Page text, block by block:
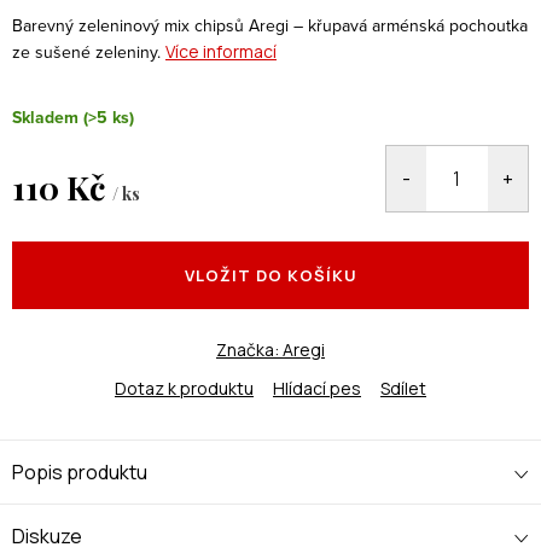
Barevný zeleninový mix chipsů Aregi – křupavá arménská pochoutka
ze sušené zeleniny. Více informací
Skladem (>5 ks)
110 Kč / ks
cena:
VLOŽIT DO KOŠÍKU
Značka: Aregi
Dotaz k produktu
Hlídací pes Sdílet
Popis produktu
Diskuze